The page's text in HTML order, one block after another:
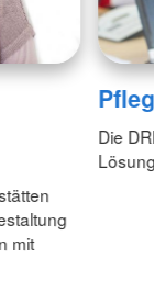
mit
Die